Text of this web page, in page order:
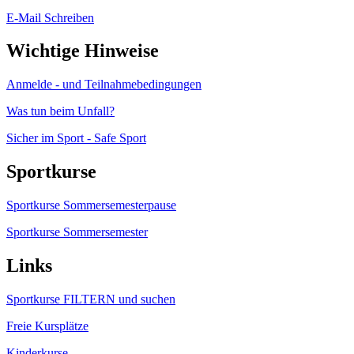
E-Mail Schreiben
Wichtige Hinweise
Anmelde - und Teilnahmebedingungen
Was tun beim Unfall?
Sicher im Sport - Safe Sport
Sportkurse
Sportkurse Sommersemesterpause
Sportkurse Sommersemester
Links
Sportkurse FILTERN und suchen
Freie Kursplätze